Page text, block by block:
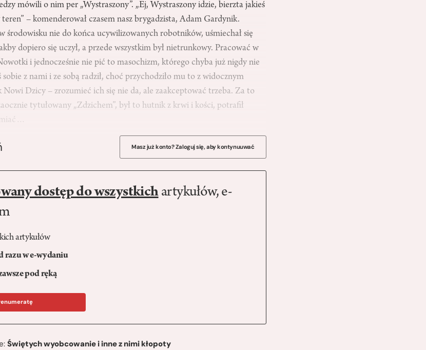
mówili o nim per „Wystraszony”. „Ej, Wystraszony idzie, bierzta jakieś
– komenderował czasem nasz brygadzista, Adam Gardynik.
środowisku nie do końca ucywilizowanych robotników, uśmiechał się
dopiero się uczył, a przede wszystkim był nietrunkowy. Pracować w
i jednocześnie nie pić to masochizm, którego chyba już nigdy nie
z nami i ze sobą radził, choć przychodziło mu to z widocznym
Dzicy – zrozumieć ich się nie da, ale zaakceptować trzeba. Za to
tytułowany „Zdzichem”, był to hutnik z krwi i kości, potrafił
Masz już konto? Zaloguj się, aby kontynuuwać
dostęp do wszystkichartykułów, e-
artykułów
razu w e-wydaniu
pod ręką
Świętych wyobcowanie i inne z nimi kłopoty